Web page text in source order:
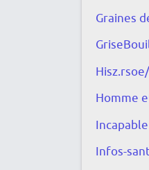
Graines
Homme
Infos-